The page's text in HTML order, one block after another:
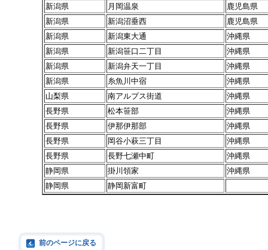
新潟県
月岡温泉
鹿児島県
新潟県
新潟沼垂西
鹿児島県
新潟県
新潟東大通
沖縄県
新潟県
新潟笹口二丁目
沖縄県
新潟県
新潟弁天一丁目
沖縄県
新潟県
糸魚川中宿
沖縄県
山梨県
南アルプス街道
沖縄県
長野県
松本笹部
沖縄県
長野県
伊那伊那部
沖縄県
長野県
岡谷小萩三丁目
沖縄県
長野県
長野七瀬中町
沖縄県
静岡県
掛川領家
沖縄県
静岡県
静岡新富町
前のページに戻る